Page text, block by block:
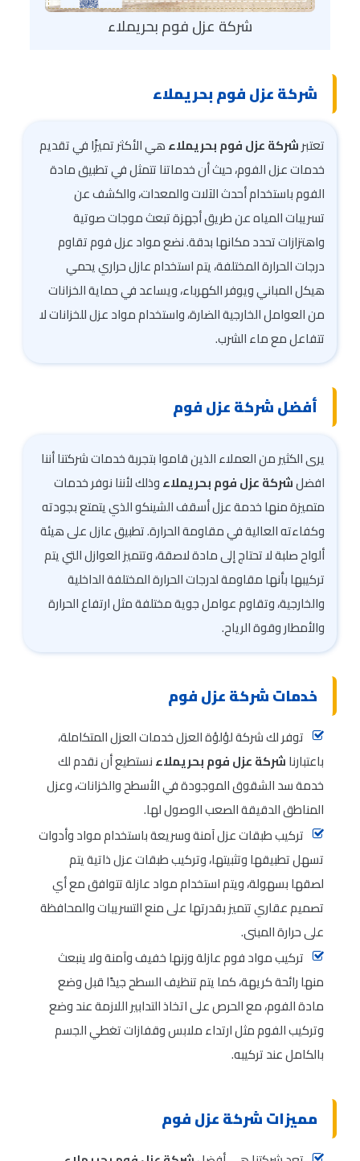
شركة عزل فوم بحريملاء
شركة عزل فوم بحريملاء
تعتبرشركة عزل فوم بحريملاءهي الأكثر تميزًا في تقديم
خدمات عزل الفوم، حيث أن خدماتنا تتمثل في تطبيق مادة
الفوم باستخدام أحدث الآلات والمعدات، والكشف عن
تسريبات المياه عن طريق أجهزة تبعث موجات صوتية
واهتزازات تحدد مكانها بدقة. نضع مواد عزل فوم تقاوم
درجات الحرارة المختلفة، يتم استخدام عازل حراري يحمي
هيكل المباني ويوفر الكهرباء، ويساعد في حماية الخزانات
من العوامل الخارجية الضارة، واستخدام مواد عزل للخزانات لا
تتفاعل مع ماء الشرب.
أفضل شركة عزل فوم
يرى الكثير من العملاء الذين قاموا بتجربة خدمات شركتنا أننا
افضلشركة عزل فوم بحريملاءوذلك لأننا نوفر خدمات
متميزة منها خدمة عزل أسقف الشينكو الذي يتمتع بجودته
وكفاءته العالية في مقاومة الحرارة. تطبيق عازل على هيئة
ألواح صلبة لا تحتاج إلى مادة لاصقة، وتتميز العوازل التي يتم
تركيبها بأنها مقاومة لدرجات الحرارة المختلفة الداخلية
والخارجية، وتقاوم عوامل جوية مختلفة مثل ارتفاع الحرارة
والأمطار وقوة الرياح.
خدمات شركة عزل فوم
توفر لك شركة لؤلؤة العزل خدمات العزل المتكاملة،
باعتبارناشركة عزل فوم بحريملاءنستطيع أن نقدم لك
خدمة سد الشقوق الموجودة في الأسطح والخزانات، وعزل
المناطق الدقيقة الصعب الوصول لها.
تركيب طبقات عزل آمنة وسريعة باستخدام مواد وأدوات
تسهل تطبيقها وتثبيتها، وتركيب طبقات عزل ذاتية يتم
لصقها بسهولة، ويتم استخدام مواد عازلة تتوافق مع أي
تصميم عقاري تتميز بقدرتها على منع التسريبات والمحافظة
على حرارة المبنى.
تركيب مواد فوم عازلة وزنها خفيف وآمنة ولا ينبعث
منها رائحة كريهة، كما يتم تنظيف السطح جيدًا قبل وضع
مادة الفوم، مع الحرص على اتخاذ التدابير اللازمة عند وضع
وتركيب الفوم مثل ارتداء ملابس وقفازات تغطي الجسم
بالكامل عند تركيبه.
مميزات شركة عزل فوم